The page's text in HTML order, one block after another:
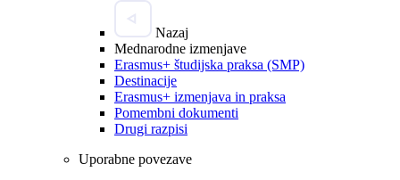
Nazaj
Mednarodne izmenjave
Erasmus+ študijska praksa (SMP)
Destinacije
Erasmus+ izmenjava in praksa
Pomembni dokumenti
Drugi razpisi
Uporabne povezave